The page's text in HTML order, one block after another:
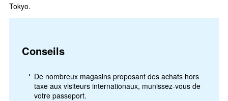
Tokyo.
Conseils
De nombreux magasins proposant des achats hors
taxe aux visiteurs internationaux, munissez-vous de
votre passeport.